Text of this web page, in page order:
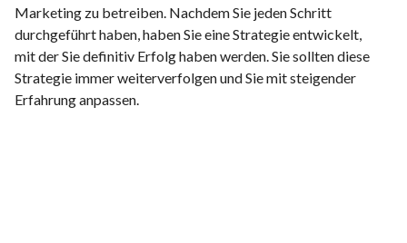
Marketing zu betreiben. Nachdem Sie jeden Schritt
durchgeführt haben, haben Sie eine Strategie entwickelt,
mit der Sie definitiv Erfolg haben werden. Sie sollten diese
Strategie immer weiterverfolgen und Sie mit steigender
Erfahrung anpassen.